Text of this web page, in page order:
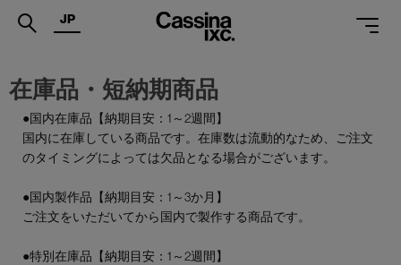
.
SERVICES
MAGAZINE
SUPPORT
JP
在庫品・短納期商品
●国内在庫品【納期目安：1～2週間】
国内に在庫している商品です。在庫数は流動的なため、ご注文
のタイミングによっては欠品となる場合がございます。
●国内製作品【納期目安：1～3か月】
ご注文をいただいてから国内で製作する商品です。
●特別在庫品【納期目安：1～2週間】